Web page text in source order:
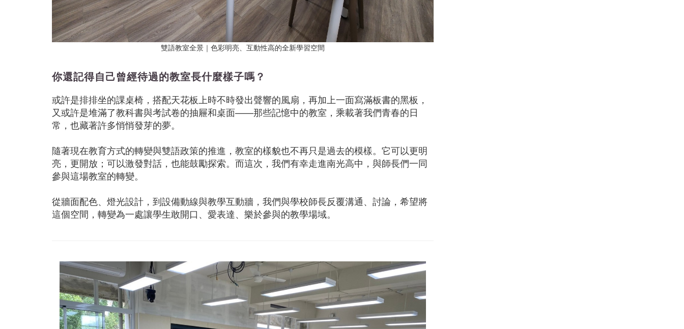
雙語教室全景｜色彩明亮、互動性高的全新學習空間
你還記得自己曾經待過的教室長什麼樣子嗎？
或許是排排坐的課桌椅，搭配天花板上時不時發出聲響的風扇，再加上一面寫滿板書的黑板，
又或許是堆滿了教科書與考試卷的抽屜和桌面——那些記憶中的教室，乘載著我們青春的日
常，也藏著許多悄悄發芽的夢。
隨著現在教育方式的轉變與雙語政策的推進，教室的樣貌也不再只是過去的模樣。它可以更明
亮，更開放；可以激發對話，也能鼓勵探索。而這次，我們有幸走進南光高中，與師長們一同
參與這場教室的轉變。
從牆面配色、燈光設計，到設備動線與教學互動牆，我們與學校師長反覆溝通、討論，希望將
這個空間，轉變為一處讓學生敢開口、愛表達、樂於參與的教學場域。